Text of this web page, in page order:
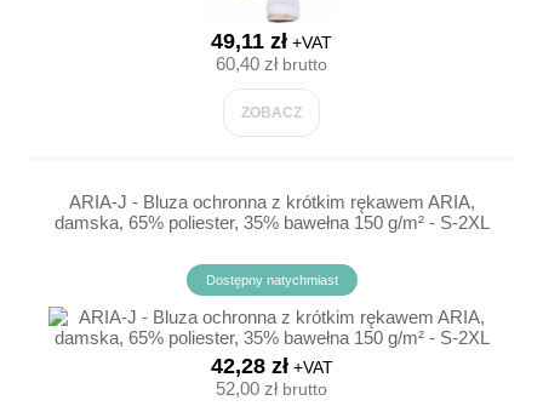
49,11 zł +VAT
60,40 złbrutto
ZOBACZ
ARIA-J - Bluza ochronna z krótkim rękawem ARIA,
damska, 65% poliester, 35% bawełna 150 g/m² - S-2XL
Dostępny natychmiast
42,28 zł+VAT
52,00 złbrutto